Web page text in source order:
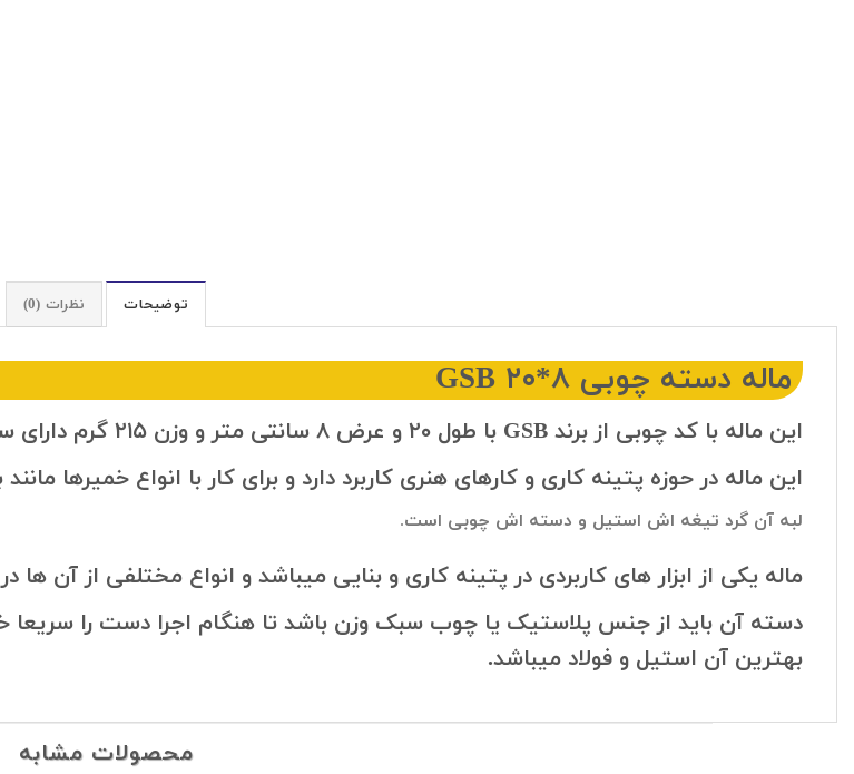
توضیحات نظرات (0)
ماله دسته چوبی ۸*۲۰ GSB
این ماله با کد چوبی از برند GSB با طول ۲۰ و عرض ۸ سانتی متر و وزن ۲۱۵ گرم دارای سطحی صیقلی و صاف و عاری از هرگونه برآمدگی و زائده میباشد.
این ماله در حوزه پتینه کاری و کارهای هنری کاربرد دارد و برای کار با انواع خمیرها
لبه آن گرد تیغه اش استیل و دسته اش چوبی است.
ماله یکی از ابزار های کاربردی در پتینه کاری و بنایی میباشد و انواع مختلفی از آن
دسته آن باید از جنس پلاستیک یا چوب سبک وزن باشد تا هنگام اجرا دست را
بهترین آن استیل و فولاد میباشد.
محصولات مشابه